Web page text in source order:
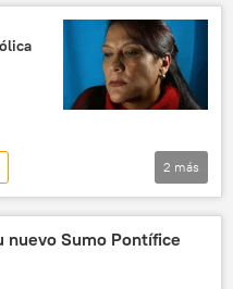
2 más
nuevo Sumo Pontífice